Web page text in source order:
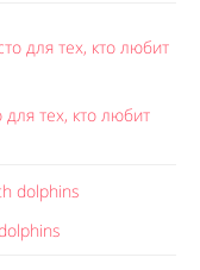
тех, кто любит